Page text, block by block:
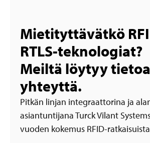
Mietityttävätkö
RTLS-teknologiat?
Meiltä löytyy
yhteyttä.
Pitkän linjan integraattorina ja
asiantuntijana Turck Vilant
vuoden kokemus RFID-